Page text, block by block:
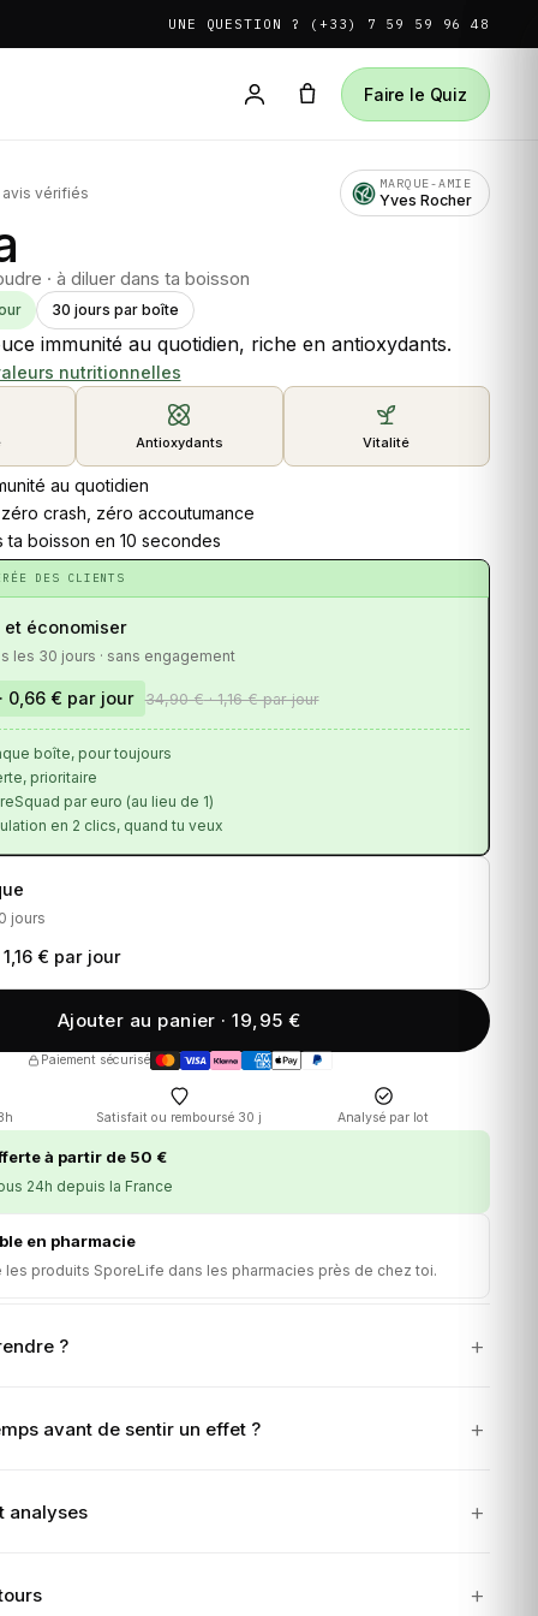
UNE QUESTION ? (+33) 7 59 59 96 48
Faire le Quiz
vérifiés MARQUE-AMIE
Yves Rocher
· à diluer dans ta boisson
30 jours par boîte
immunité au quotidien, riche en antioxydants.
nutritionnelles
Antioxydants Vitalité
au quotidien
crash, zéro accoutumance
ta boisson en 10 secondes
DES CLIENTS
économiser
les 30 jours · sans engagement
0,66 € par jour 34,90 €· 1,16 € par jour
boîte, pour toujours
prioritaire
par euro (au lieu de 1)
en 2 clics, quand tu veux
jours
1,16 € par jour
Ajouter au panier · 19,95 €
Paiement sécurisé
Satisfait ou remboursé 30 j Analysé par lot
à partir de 50 €
24h depuis la France
en pharmacie
les produits SporeLife dans les pharmacies près de chez toi.
?
avant de sentir un effet ?
analyses